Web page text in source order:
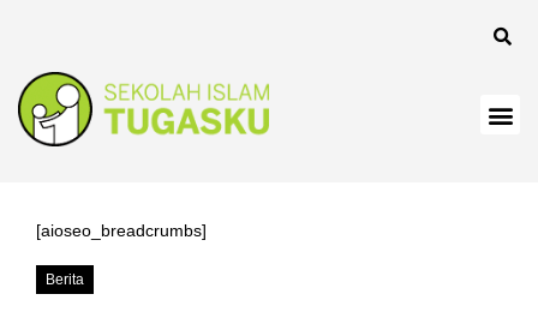
[aioseo_breadcrumbs]
Berita